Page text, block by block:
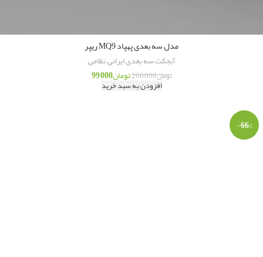
مدل سه بعدی پهپاد MQ9 ریپر
آبجکت سه بعدی ایرانی,نظامی
تومان260,000تومان99,000
افزودن به سبد خرید
-66%